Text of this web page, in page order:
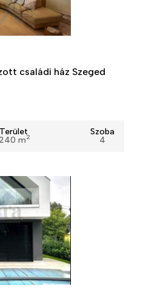
családi ház Szeged
Terület
m2
Szoba
4